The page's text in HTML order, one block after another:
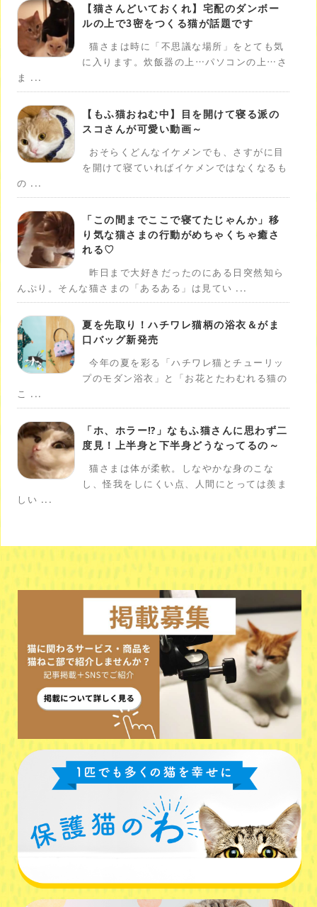
【猫さんどいておくれ】宅配のダンボー
ルの上で3密をつくる猫が話題です
猫さまは時に「不思議な場所」をとても気
に入ります。炊飯器の上…パソコンの上…さ
ま ...
【もふ猫おねむ中】目を開けて寝る派の
スコさんが可愛い動画～
おそらくどんなイケメンでも、さすがに目
を開けて寝ていればイケメンではなくなるも
の ...
「この間までここで寝てたじゃんか」移
り気な猫さまの行動がめちゃくちゃ癒さ
れる♡
昨日まで大好きだったのにある日突然知ら
んぷり。そんな猫さまの「あるある」は見てい ...
夏を先取り！ハチワレ猫柄の浴衣＆がま
口バッグ新発売
今年の夏を彩る「ハチワレ猫とチューリッ
プのモダン浴衣」と「お花とたわむれる猫の
こ ...
「ホ、ホラー⁉️」なもふ猫さんに思わず二
度見！上半身と下半身どうなってるの～
猫さまは体が柔軟。しなやかな身のこな
し、怪我をしにくい点、人間にとっては羨ま
しい ...